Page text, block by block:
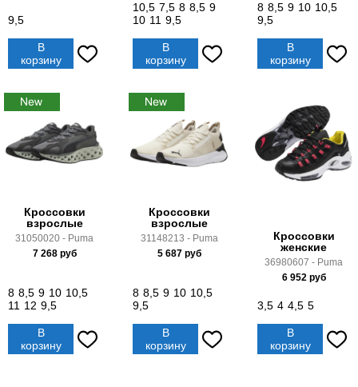
9,5
В
корзину
10,5 7,5 8 8,5 9
10 11 9,5
В
корзину
8 8,5 9 10 10,5
9,5
В
корзину
Кроссовки
взрослые
31050020 - Puma
7 268руб
8 8,5 9 10 10,5
11 12 9,5
В
корзину
Кроссовки
взрослые
31148213 - Puma
5 687руб
8 8,5 9 10 10,5
9,5
В
корзину
Кроссовки
женские
36980607 - Puma
6 952 руб
3,5 4 4,5 5
В
корзину